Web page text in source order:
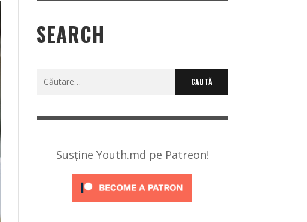
SEARCH
Caută
Susține Youth.md pe Patreon!